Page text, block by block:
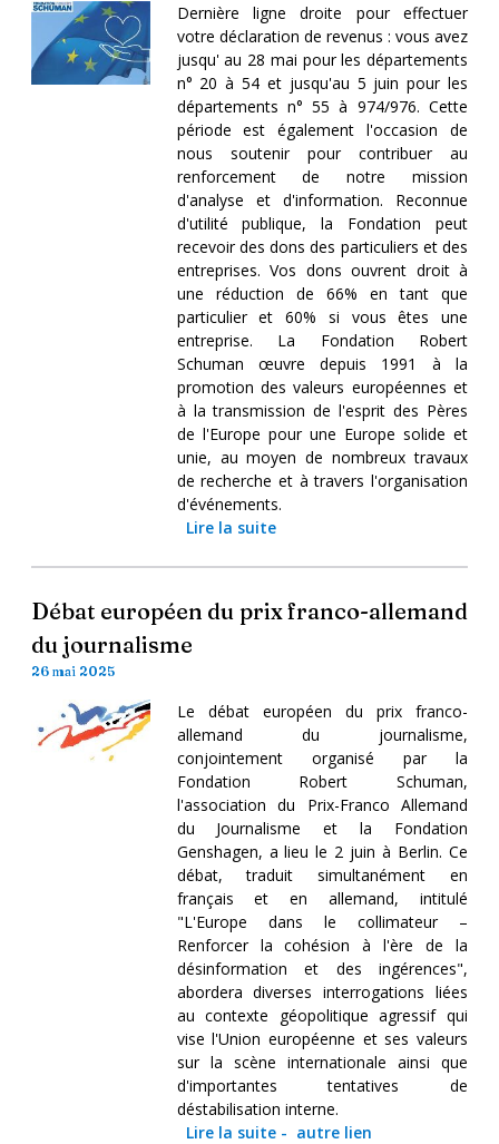
Dernière ligne droite pour effectuer
votre déclaration de revenus : vous avez
jusqu' au 28 mai pour les départements
n° 20 à 54 et jusqu'au 5 juin pour les
départements n° 55 à 974/976. Cette
période est également l'occasion de
nous soutenir pour contribuer au
renforcement de notre mission
d'analyse et d'information. Reconnue
d'utilité publique, la Fondation peut
recevoir des dons des particuliers et des
entreprises. Vos dons ouvrent droit à
une réduction de 66% en tant que
particulier et 60% si vous êtes une
entreprise. La Fondation Robert
Schuman œuvre depuis 1991 à la
promotion des valeurs européennes et
à la transmission de l'esprit des Pères
de l'Europe pour une Europe solide et
unie, au moyen de nombreux travaux
de recherche et à travers l'organisation
d'événements.
Lire la suite
Débat européen du prix franco-allemand
du journalisme
26 mai 2025
Le débat européen du prix franco-
allemand du journalisme,
conjointement organisé par la
Fondation Robert Schuman,
l'association du Prix-Franco Allemand
du Journalisme et la Fondation
Genshagen, a lieu le 2 juin à Berlin. Ce
débat, traduit simultanément en
français et en allemand, intitulé
"L'Europe dans le collimateur –
Renforcer la cohésion à l'ère de la
désinformation et des ingérences",
abordera diverses interrogations liées
au contexte géopolitique agressif qui
vise l'Union européenne et ses valeurs
sur la scène internationale ainsi que
d'importantes tentatives de
déstabilisation interne.
Lire la suite- autre lien